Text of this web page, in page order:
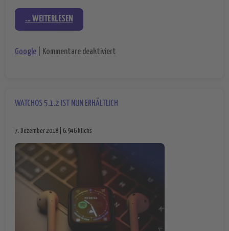
... WEITERLESEN
Google Kommentare deaktiviert
WATCHOS 5.1.2 IST NUN ERHÄLTLICH
7. Dezember 2018 | 6.946 klicks